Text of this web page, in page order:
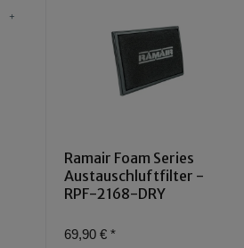
Ramair Foam Series
Austauschluftfilter -
RPF-2168-DRY
69,90 € *